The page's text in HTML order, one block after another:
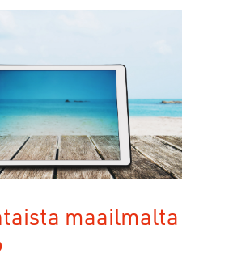
maailmalta